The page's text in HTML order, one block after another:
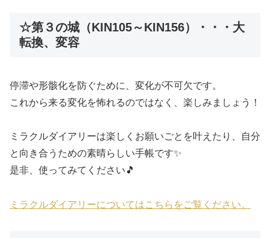
☆第３の城（KIN105～KIN156）・・・大
転換、変容
停滞や形骸化を防ぐために、変化が不可欠です。
これから来る変化を怖れるのではなく、楽しみましょう！
ミラクルダイアリーは楽しくお願いごとを叶えたり、自分
と向き合うための素晴らしい手帳です✨
是非、使ってみてください🎵
ミラクルダイアリーについてはこちらをご覧ください。